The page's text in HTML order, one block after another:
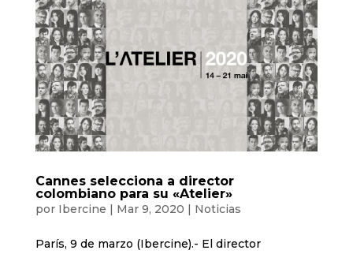
Cannes selecciona a director
colombiano para su «Atelier»
por Ibercine | Mar 9, 2020 | Noticias
París, 9 de marzo (Ibercine).- El director